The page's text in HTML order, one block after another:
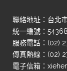
聯絡地址：台北
統一編號：
服務電話：(02)
傳真熱線：(02)
電子信箱：